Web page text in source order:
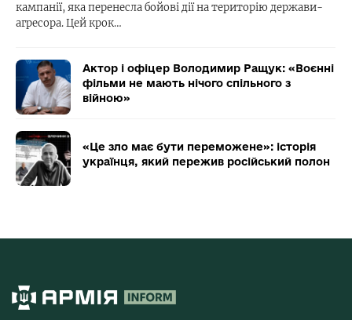
кампанії, яка перенесла бойові дії на територію держави-
агресора. Цей крок…
Актор і офіцер Володимир Ращук: «Воєнні
фільми не мають нічого спільного з
війною»
«Це зло має бути переможене»: історія
українця, який пережив російський полон